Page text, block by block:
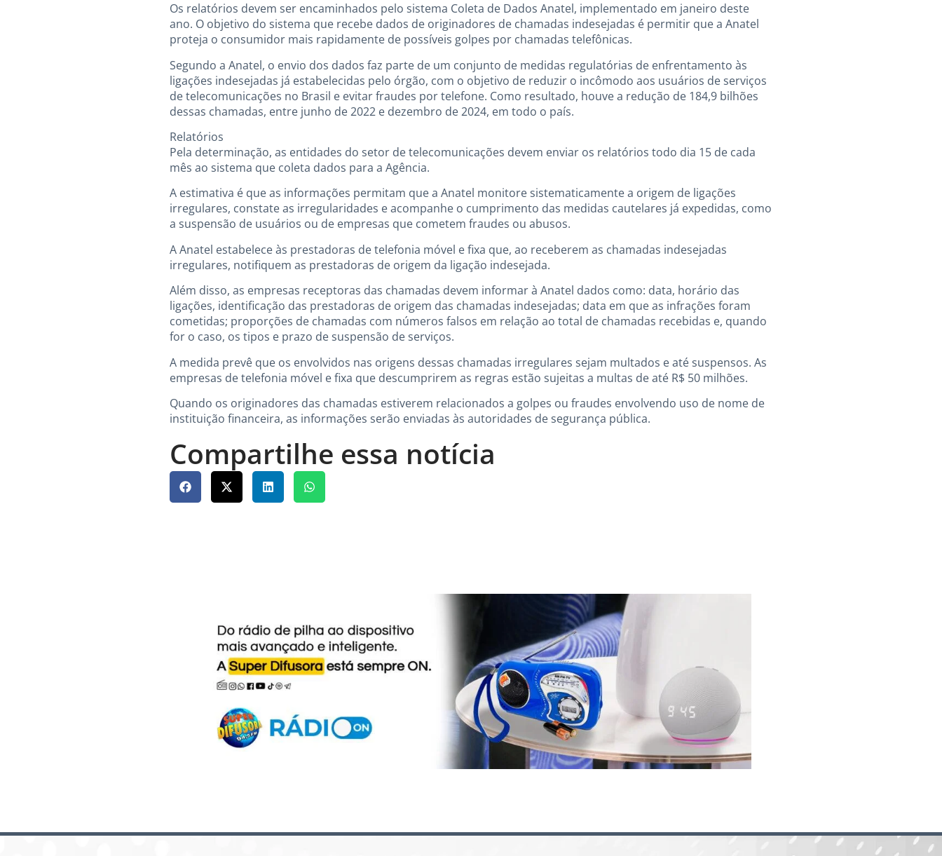
Os relatórios devem ser encaminhados pelo sistema Coleta de Dados Anatel, implementado em janeiro deste
ano. O objetivo do sistema que recebe dados de originadores de chamadas indesejadas é permitir que a Anatel
proteja o consumidor mais rapidamente de possíveis golpes por chamadas telefônicas.
Segundo a Anatel, o envio dos dados faz parte de um conjunto de medidas regulatórias de enfrentamento às
ligações indesejadas já estabelecidas pelo órgão, com o objetivo de reduzir o incômodo aos usuários de serviços
de telecomunicações no Brasil e evitar fraudes por telefone. Como resultado, houve a redução de 184,9 bilhões
dessas chamadas, entre junho de 2022 e dezembro de 2024, em todo o país.
Relatórios
Pela determinação, as entidades do setor de telecomunicações devem enviar os relatórios todo dia 15 de cada
mês ao sistema que coleta dados para a Agência.
A estimativa é que as informações permitam que a Anatel monitore sistematicamente a origem de ligações
irregulares, constate as irregularidades e acompanhe o cumprimento das medidas cautelares já expedidas, como
a suspensão de usuários ou de empresas que cometem fraudes ou abusos.
A Anatel estabelece às prestadoras de telefonia móvel e fixa que, ao receberem as chamadas indesejadas
irregulares, notifiquem as prestadoras de origem da ligação indesejada.
Além disso, as empresas receptoras das chamadas devem informar à Anatel dados como: data, horário das
ligações, identificação das prestadoras de origem das chamadas indesejadas; data em que as infrações foram
cometidas; proporções de chamadas com números falsos em relação ao total de chamadas recebidas e, quando
for o caso, os tipos e prazo de suspensão de serviços.
A medida prevê que os envolvidos nas origens dessas chamadas irregulares sejam multados e até suspensos. As
empresas de telefonia móvel e fixa que descumprirem as regras estão sujeitas a multas de até R$ 50 milhões.
Quando os originadores das chamadas estiverem relacionados a golpes ou fraudes envolvendo uso de nome de
instituição financeira, as informações serão enviadas às autoridades de segurança pública.
Compartilhe essa notícia